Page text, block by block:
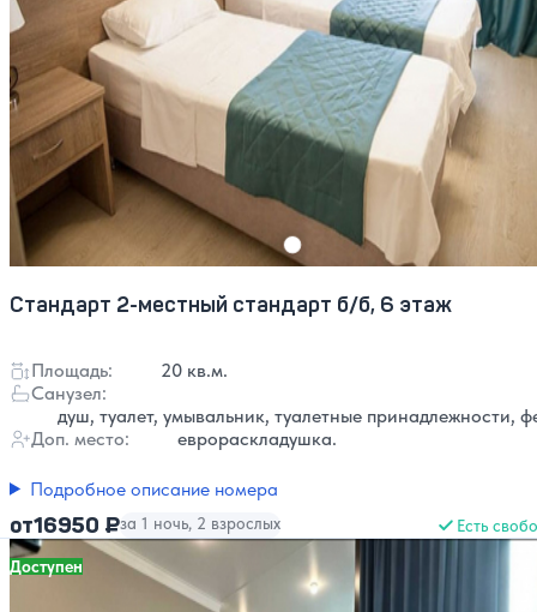
Стандарт 2-местный стандарт б/б, 6 этаж
Площадь:
20 кв.м.
Санузел:
душ, туалет, умывальник, туалетные принадлежности,
Доп. место:
еврораскладушка.
Подробное описание номера
от16950 ₽за 1 ночь, 2 взрослых Есть
Доступен